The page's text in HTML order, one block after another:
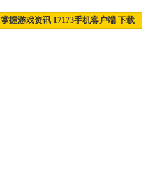
掌握游戏资讯 17173手机客户端 下载